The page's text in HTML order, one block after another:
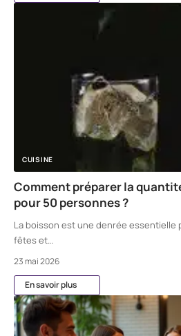
CUISINE
Comment préparer la
pour 50 personnes ?
La boisson est une denrée
fêtes et…
23 mai 2026
En savoir plus